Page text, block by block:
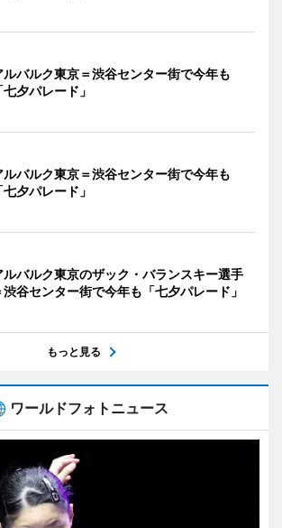
ルバルク東京＝渋谷センター街で今年も
七夕パレード」
ルバルク東京＝渋谷センター街で今年も
七夕パレード」
ルバルク東京のザック・バランスキー選手
渋谷センター街で今年も「七夕パレード」
もっと見る
ワールドフォトニュース